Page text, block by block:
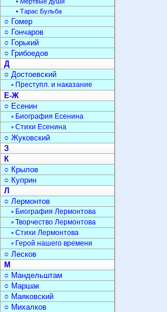
• Тарас Бульба
○ Гомер
○ Гончаров
○ Горький
○ Грибоедов
Д
○ Достоевский
▫ Преступл. и наказание
Е-Ж
○ Есенин
▫ Биография Есенина
▫ Стихи Есенина
○ Жуковский
З
К
○ Крылов
○ Куприн
Л
○ Лермонтов
▫ Биография Лермонтова
▫ Творчество Лермонтова
▫ Стихи Лермонтова
▫ Герой нашего времени
○ Лесков
М
○ Мандельштам
○ Маршак
○ Маяковский
○ Михалков